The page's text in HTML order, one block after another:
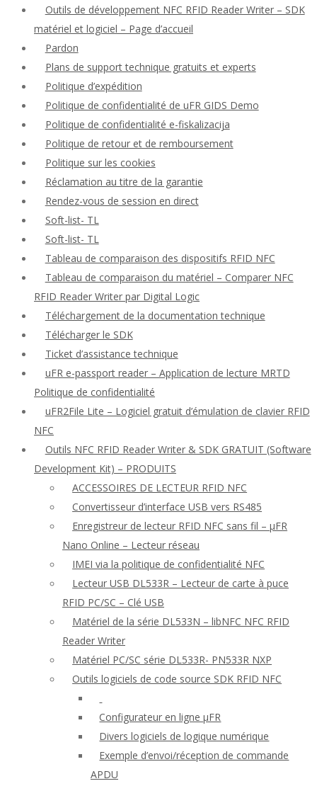
Outils de développement NFC RFID Reader Writer – SDK
matériel et logiciel – Page d’accueil
Pardon
Plans de support technique gratuits et experts
Politique d’expédition
Politique de confidentialité de uFR GIDS Demo
Politique de confidentialité e-fiskalizacija
Politique de retour et de remboursement
Politique sur les cookies
Réclamation au titre de la garantie
Rendez-vous de session en direct
Soft-list- TL
Soft-list- TL
Tableau de comparaison des dispositifs RFID NFC
Tableau de comparaison du matériel – Comparer NFC
RFID Reader Writer par Digital Logic
Téléchargement de la documentation technique
Télécharger le SDK
Ticket d’assistance technique
uFR e-passport reader – Application de lecture MRTD
Politique de confidentialité
uFR2File Lite – Logiciel gratuit d’émulation de clavier RFID
NFC
Outils NFC RFID Reader Writer & SDK GRATUIT (Software
Development Kit) – PRODUITS
ACCESSOIRES DE LECTEUR RFID NFC
Convertisseur d’interface USB vers RS485
Enregistreur de lecteur RFID NFC sans fil – μFR
Nano Online – Lecteur réseau
IMEI via la politique de confidentialité NFC
Lecteur USB DL533R – Lecteur de carte à puce
RFID PC/SC – Clé USB
Matériel de la série DL533N – libNFC NFC RFID
Reader Writer
Matériel PC/SC série DL533R- PN533R NXP
Outils logiciels de code source SDK RFID NFC
Configurateur en ligne μFR
Divers logiciels de logique numérique
Exemple d’envoi/réception de commande
APDU